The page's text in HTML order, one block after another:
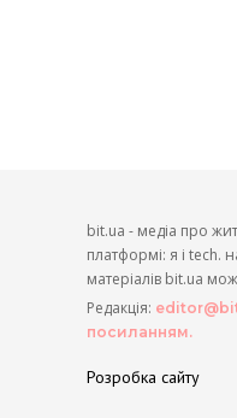
bit.ua - медіа про
платформі: я і tech.
матеріалів bit.ua
Редакція:
посиланням.
Розробка сайту